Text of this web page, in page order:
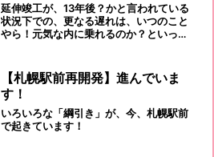
延伸竣工が、13年後？かと言われている
状況下での、更なる遅れは、いつのこと
やら！元気な内に乗れるのか？といった
【札幌駅前再開発】進んでいま
す！
いろいろな「綱引き」が、今、札幌駅前
で起きています！